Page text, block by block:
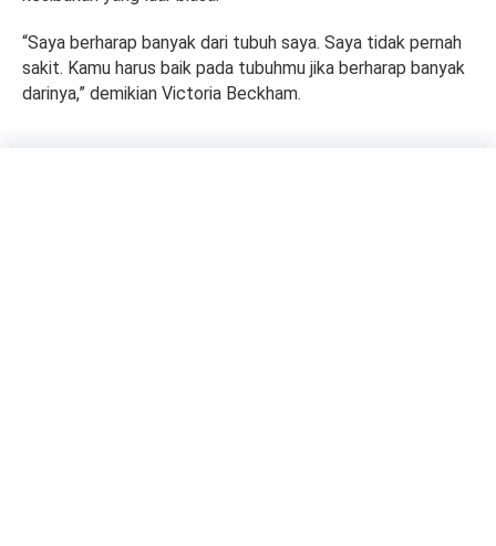
“Saya berharap banyak dari tubuh saya. Saya tidak pernah
sakit. Kamu harus baik pada tubuhmu jika berharap banyak
darinya,” demikian Victoria Beckham.